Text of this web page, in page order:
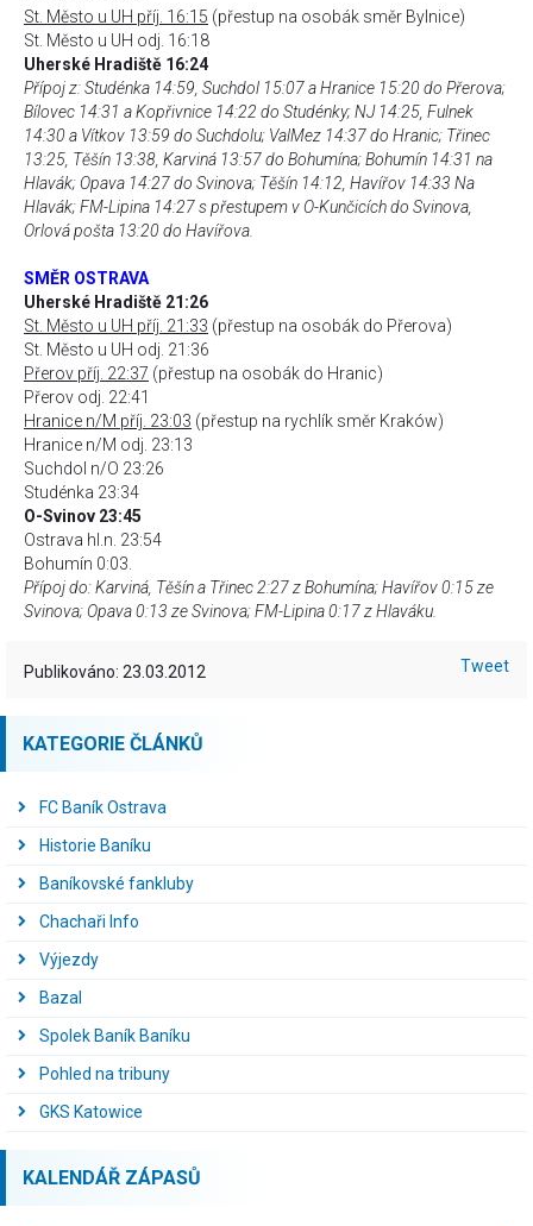
St. Město u UH příj. 16:15 (přestup na osobák směr Bylnice)
St. Město u UH odj. 16:18
Uherské Hradiště 16:24
Přípoj z: Studénka 14:59, Suchdol 15:07 a Hranice 15:20 do Přerova;
Bílovec 14:31 a Kopřivnice 14:22 do Studénky; NJ 14:25, Fulnek
14:30 a Vítkov 13:59 do Suchdolu; ValMez 14:37 do Hranic; Třinec
13:25, Těšín 13:38, Karviná 13:57 do Bohumína; Bohumín 14:31 na
Hlavák; Opava 14:27 do Svinova; Těšín 14:12, Havířov 14:33 Na
Hlavák; FM-Lipina 14:27 s přestupem v O-Kunčicích do Svinova,
Orlová pošta 13:20 do Havířova.
SMĚR OSTRAVA
Uherské Hradiště 21:26
St. Město u UH příj. 21:33 (přestup na osobák do Přerova)
St. Město u UH odj. 21:36
Přerov příj. 22:37 (přestup na osobák do Hranic)
Přerov odj. 22:41
Hranice n/M příj. 23:03 (přestup na rychlík směr Kraków)
Hranice n/M odj. 23:13
Suchdol n/O 23:26
Studénka 23:34
O-Svinov 23:45
Ostrava hl.n. 23:54
Bohumín 0:03.
Přípoj do: Karviná, Těšín a Třinec 2:27 z Bohumína; Havířov 0:15 ze
Svinova; Opava 0:13 ze Svinova; FM-Lipina 0:17 z Hlaváku.
Publikováno: 23.03.2012 Tweet
KATEGORIE ČLÁNKŮ
FC Baník Ostrava
Historie Baníku
Baníkovské fankluby
Chachaři Info
Výjezdy
Bazal
Spolek Baník Baníku
Pohled na tribuny
GKS Katowice
KALENDÁŘ ZÁPASŮ